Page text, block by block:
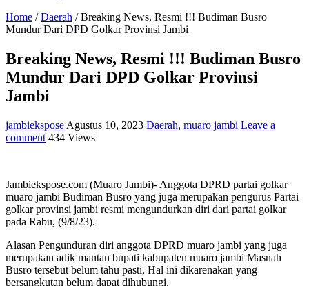
Home / Daerah / Breaking News, Resmi !!! Budiman Busro
Mundur Dari DPD Golkar Provinsi Jambi
Breaking News, Resmi !!! Budiman Busro
Mundur Dari DPD Golkar Provinsi
Jambi
jambiekspose Agustus 10, 2023 Daerah, muaro jambi Leave a
comment 434 Views
Jambiekspose.com (Muaro Jambi)- Anggota DPRD partai golkar
muaro jambi Budiman Busro yang juga merupakan pengurus Partai
golkar provinsi jambi resmi mengundurkan diri dari partai golkar
pada Rabu, (9/8/23).
Alasan Pengunduran diri anggota DPRD muaro jambi yang juga
merupakan adik mantan bupati kabupaten muaro jambi Masnah
Busro tersebut belum tahu pasti, Hal ini dikarenakan yang
bersangkutan belum dapat dihubungi.